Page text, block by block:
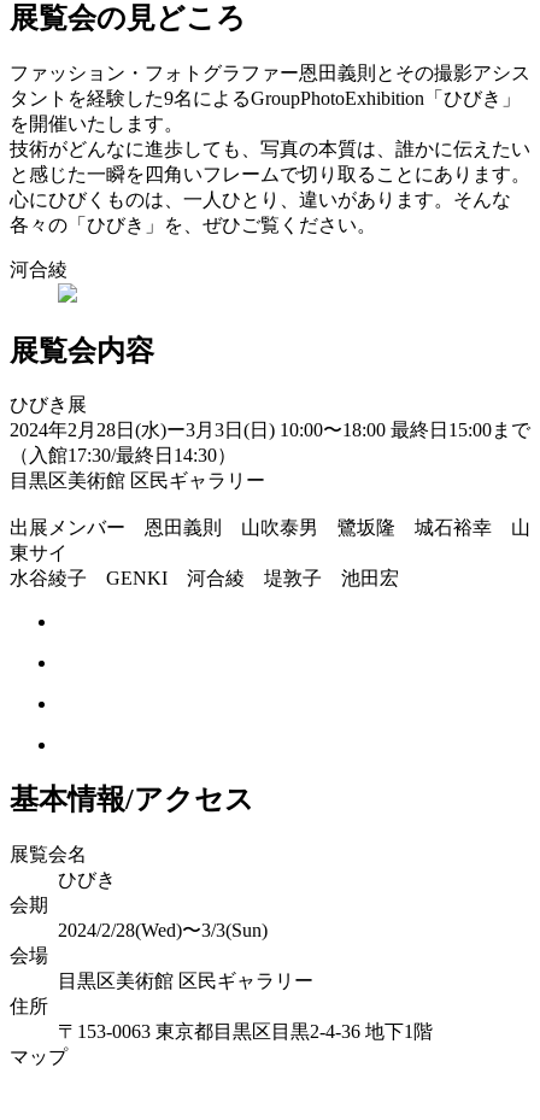
展覧会の見どころ
ファッション・フォトグラファー恩田義則とその撮影アシス
タントを経験した9名によるGroupPhotoExhibition「ひびき」
を開催いたします。
技術がどんなに進歩しても、写真の本質は、誰かに伝えたい
と感じた一瞬を四角いフレームで切り取ることにあります。
心にひびくものは、一人ひとり、違いがあります。そんな
各々の「ひびき」を、ぜひご覧ください。
河合綾
展覧会内容
ひびき展
2024年2月28日(水)ー3月3日(日) 10:00〜18:00 最終日15:00まで
（入館17:30/最終日14:30）
目黒区美術館 区民ギャラリー
出展メンバー 恩田義則 山吹泰男 鷺坂隆 城石裕幸 山
東サイ
水谷綾子 GENKI 河合綾 堤敦子 池田宏
基本情報/アクセス
展覧会名
ひびき
会期
2024/2/28(Wed)〜3/3(Sun)
会場
目黒区美術館 区民ギャラリー
住所
〒153-0063 東京都目黒区目黒2-4-36 地下1階
マップ